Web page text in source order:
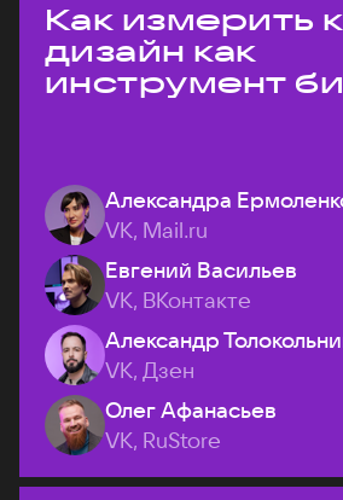
Как измерить
дизайн как
инструмент
Александра
VK, Mail.ru
Евгений Васильев
VK, ВКонтакте
Александр
VK, Дзен
Олег Афанасьев
VK, RuStore